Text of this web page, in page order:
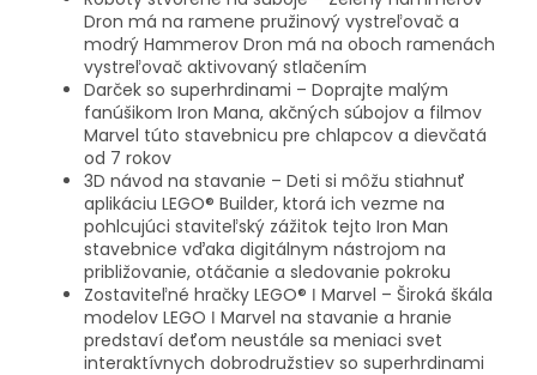
Dron má na ramene pružinový vystreľovač a
modrý Hammerov Dron má na oboch ramenách
vystreľovač aktivovaný stlačením
Darček so superhrdinami – Doprajte malým
fanúšikom Iron Mana, akčných súbojov a filmov
Marvel túto stavebnicu pre chlapcov a dievčatá
od 7 rokov
3D návod na stavanie – Deti si môžu stiahnuť
aplikáciu LEGO® Builder, ktorá ich vezme na
pohlcujúci staviteľský zážitok tejto Iron Man
stavebnice vďaka digitálnym nástrojom na
približovanie, otáčanie a sledovanie pokroku
Zostaviteľné hračky LEGO® ǀ Marvel – Široká škála
modelov LEGO ǀ Marvel na stavanie a hranie
predstaví deťom neustále sa meniaci svet
interaktívnych dobrodružstiev so superhrdinami